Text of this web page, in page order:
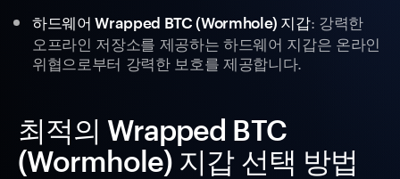
하드웨어 Wrapped BTC (Wormhole) 지갑: 강력한
오프라인 저장소를 제공하는 하드웨어 지갑은 온라인
위협으로부터 강력한 보호를 제공합니다.
최적의 Wrapped BTC
(Wormhole) 지갑 선택 방법